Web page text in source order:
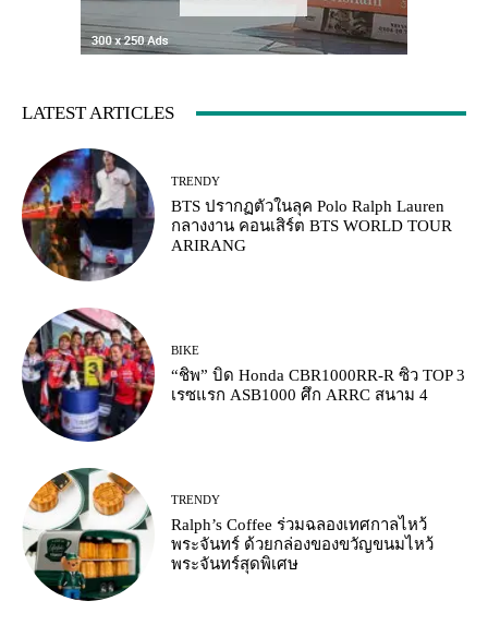
LATEST ARTICLES
TRENDY
BTS ปรากฏตัวในลุค Polo Ralph Lauren
กลางงาน คอนเสิร์ต BTS WORLD TOUR
ARIRANG
BIKE
“ชิพ” บิด Honda CBR1000RR-R ซิว TOP 3
เรซแรก ASB1000 ศึก ARRC สนาม 4
TRENDY
Ralph’s Coffee ร่วมฉลองเทศกาลไหว้
พระจันทร์ ด้วยกล่องของขวัญขนมไหว้
พระจันทร์สุดพิเศษ